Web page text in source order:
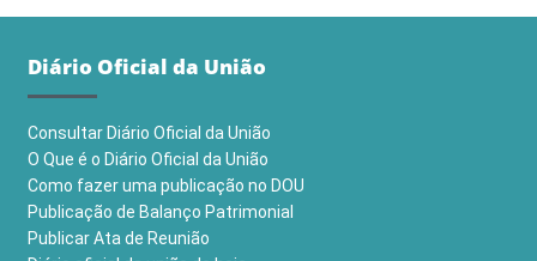
Diário Oficial da União
Consultar Diário Oficial da União
O Que é o Diário Oficial da União
Como fazer uma publicação no DOU
Publicação de Balanço Patrimonial
Publicar Ata de Reunião